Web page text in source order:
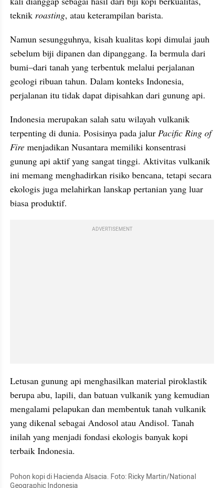
teknik roasting, atau keterampilan barista.
Namun sesungguhnya, kisah kualitas kopi dimulai jauh
sebelum biji dipanen dan dipanggang. Ia bermula dari
bumi–dari tanah yang terbentuk melalui perjalanan
geologi ribuan tahun. Dalam konteks Indonesia,
perjalanan itu tidak dapat dipisahkan dari gunung api.
Indonesia merupakan salah satu wilayah vulkanik
terpenting di dunia. Posisinya pada jalur Pacific Ring of
Fire menjadikan Nusantara memiliki konsentrasi
gunung api aktif yang sangat tinggi. Aktivitas vulkanik
ini memang menghadirkan risiko bencana, tetapi secara
ekologis juga melahirkan lanskap pertanian yang luar
biasa produktif.
ADVERTISEMENT
Letusan gunung api menghasilkan material piroklastik
berupa abu, lapili, dan batuan vulkanik yang kemudian
mengalami pelapukan dan membentuk tanah vulkanik
yang dikenal sebagai Andosol atau Andisol. Tanah
inilah yang menjadi fondasi ekologis banyak kopi
terbaik Indonesia.
Pohon kopi di Hacienda Alsacia. Foto: Ricky Martin/National
Geographic Indonesia